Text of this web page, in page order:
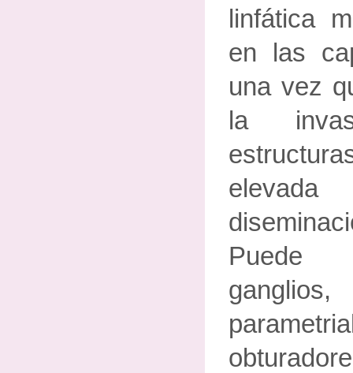
linfática
en las
una vez
la
elevada
Puede